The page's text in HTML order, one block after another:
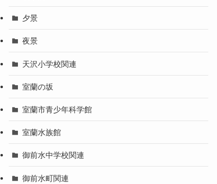
夕景
夜景
天沢小学校関連
室蘭の坂
室蘭市青少年科学館
室蘭水族館
御前水中学校関連
御前水町関連